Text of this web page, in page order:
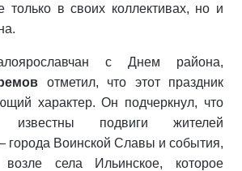
только в своих коллективах, но и
с Днем района,
отметил, что этот праздник
характер. Он подчеркнул, что
подвиги жителей
города Воинской Славы и события,
возле села Ильинское, которое